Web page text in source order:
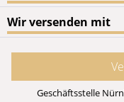
Wir versenden mit
Geschäftsstelle